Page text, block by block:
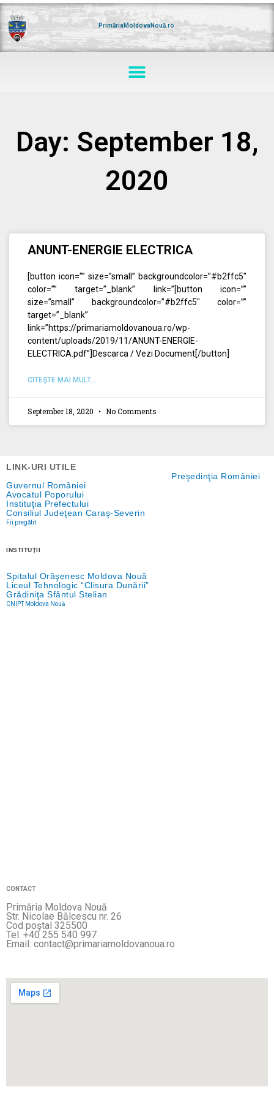
Skip
to
content
PrimăriaMoldovaNouă.ro
Menu
Day: September 18,
2020
ANUNT-ENERGIE ELECTRICA
[button icon=”” size=”small” backgroundcolor=”#b2ffc5″
color=”” target=”_blank” link=”[button icon=””
size=”small” backgroundcolor=”#b2ffc5″ color=””
target=”_blank”
link=”https://primariamoldovanoua.ro/wp-
content/uploads/2019/11/ANUNT-ENERGIE-
ELECTRICA.pdf”]Descarca / Vezi Document[/button]
CITEŞTE MAI MULT...
September 18, 2020 No Comments
LINK-URI UTILE
Preşedinţia României
Guvernul României
Avocatul Poporului
Instituţia Prefectului
Consiliul Judeţean Caraş-Severin
Fii pregătit
INSTITUŢII
Spitalul Orăşenesc Moldova Nouă
Liceul Tehnologic “Clisura Dunării”
Grădiniţa Sfântul Stelian
CNIPT Moldova Nouă
CONTACT
Primăria Moldova Nouă
Str. Nicolae Bălcescu nr. 26
Cod poştal 325500
Tel. +40 255 540 997
Email: contact@primariamoldovanoua.ro